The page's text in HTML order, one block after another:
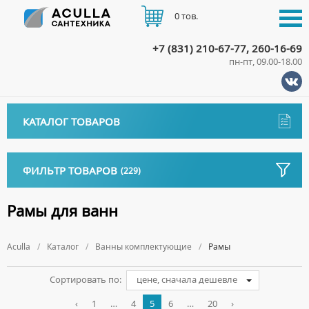
Рамы для ванн
Aculla Каталог Ванны комплектующие Рамы
Сортировать по:
цене, сначала дешевле
‹
1 … 4 5 6 … 20 ›
КАТАЛОГ ТОВАРОВ
Аксессуары
ДЕРЖАТЕЛИ
ДОЗАТОРЫ ДЛЯ МЫЛА
МЫЛЬНИЦЫ
ПОЛОТЕНЦЕДЕРЖАТЕЛИ
Биде
ПОДВЕСНЫЕ БИДЕ
КРЫШКИ ДЛЯ БИДЕ
МРАМОРНЫЕ ВАННЫ
ОТДЕЛЬНОСТОЯЩИЕ ВАННЫ
СТАЛЬНЫЕ ВАННЫ
НОЖКИ
ФИЛЬТР ТОВАРОВ (229)
Фильтр: 229 товаров
+7 (831) 210-67-77, 260-16-69
пн-пт, 09.00-18.00
0 тов.